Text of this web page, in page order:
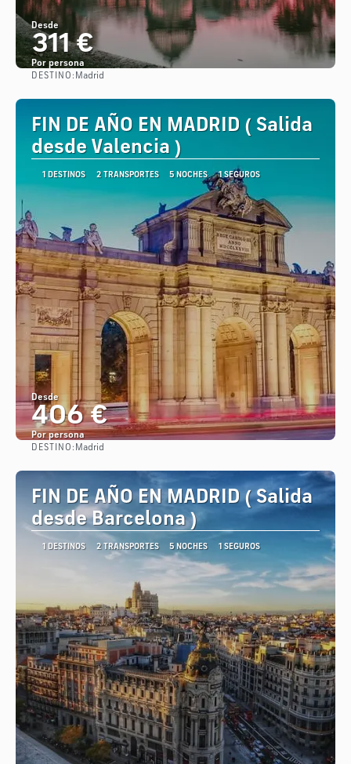
Desde
311 €
Por persona
DESTINO: Madrid
FIN DE AÑO EN MADRID ( Salida
desde Valencia )
1 DESTINOS 2 TRANSPORTES 5 NOCHES 1 SEGUROS
Desde
406 €
Por persona
DESTINO: Madrid
FIN DE AÑO EN MADRID ( Salida
desde Barcelona )
1 DESTINOS 2 TRANSPORTES 5 NOCHES 1 SEGUROS